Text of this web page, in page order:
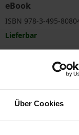
Über Cookies
eBook
ISBN 978-3-495-
Lieferbar
die MwSt. an der